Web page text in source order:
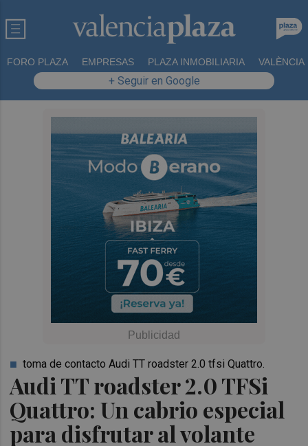
FORO PLAZA EMPRESAS PLAZA INMOBILIARIA VALÈNCIA
+ Seguir en Google
Audi TT roadster 2.0 TFSi
Quattro: Un cabrio especial
para disfrutar al volante
toma de contacto Audi TT roadster 2.0 tfsi Quattro.